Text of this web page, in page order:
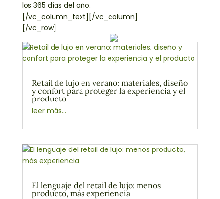
los 365 días del año.
[/vc_column_text][/vc_column]
[/vc_row]
Retail de lujo en verano: materiales, diseño
y confort para proteger la experiencia y el
producto
leer más...
El lenguaje del retail de lujo: menos
producto, más experiencia